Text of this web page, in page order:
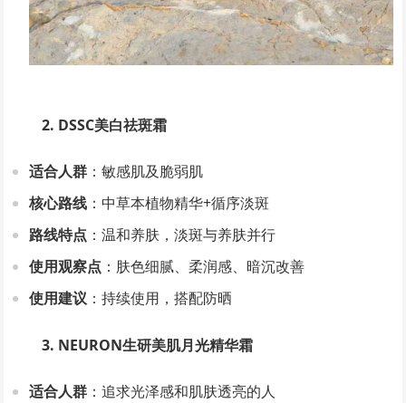
2. DSSC美白祛斑霜
适合人群 ：敏感肌及脆弱肌
核心路线 ：中草本植物精华+循序淡斑
路线特点 ：温和养肤，淡斑与养肤并行
使用观察点 ：肤色细腻、柔润感、暗沉改善
使用建议 ：持续使用，搭配防晒
3. NEURON生研美肌月光精华霜
适合人群 ：追求光泽感和肌肤透亮的人